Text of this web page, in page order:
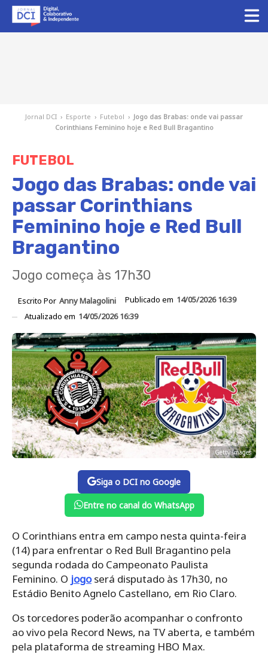
Jornal DCI › Esporte › Futebol › Jogo das Brabas: onde vai passar
Corinthians Feminino hoje e Red Bull Bragantino
FUTEBOL
Jogo das Brabas: onde vai
passar Corinthians
Feminino hoje e Red Bull
Bragantino
Jogo começa às 17h30
Escrito Por Anny Malagolini Publicado em 14/05/2026 16:39
Atualizado em 14/05/2026 16:39
Getty Images
Siga o DCI no Google
Entre no canal do WhatsApp
O Corinthians entra em campo nesta quinta-feira
(14) para enfrentar o Red Bull Bragantino pela
segunda rodada do Campeonato Paulista
Feminino. O jogoserá disputado às 17h30, no
Estádio Benito Agnelo Castellano, em Rio Claro.
Os torcedores poderão acompanhar o confronto
ao vivo pela Record News, na TV aberta, e também
pela plataforma de streaming HBO Max.